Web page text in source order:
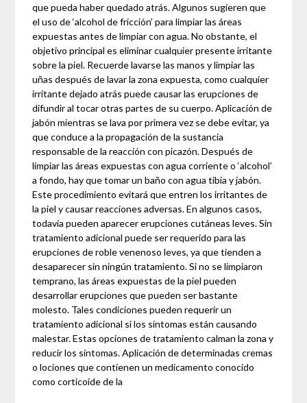
que pueda haber quedado atrás. Algunos sugieren que
el uso de ‘alcohol de fricción’ para limpiar las áreas
expuestas antes de limpiar con agua. No obstante, el
objetivo principal es eliminar cualquier presente irritante
sobre la piel. Recuerde lavarse las manos y limpiar las
uñas después de lavar la zona expuesta, como cualquier
irritante dejado atrás puede causar las erupciones de
difundir al tocar otras partes de su cuerpo. Aplicación de
jabón mientras se lava por primera vez se debe evitar, ya
que conduce a la propagación de la sustancia
responsable de la reacción con picazón. Después de
limpiar las áreas expuestas con agua corriente o ‘alcohol’
a fondo, hay que tomar un baño con agua tibia y jabón.
Este procedimiento evitará que entren los irritantes de
la piel y causar reacciones adversas. En algunos casos,
todavía pueden aparecer erupciones cutáneas leves. Sin
tratamiento adicional puede ser requerido para las
erupciones de roble venenoso leves, ya que tienden a
desaparecer sin ningún tratamiento. Si no se limpiaron
temprano, las áreas expuestas de la piel pueden
desarrollar erupciones que pueden ser bastante
molesto. Tales condiciones pueden requerir un
tratamiento adicional si los síntomas están causando
malestar. Estas opciones de tratamiento calman la zona y
reducir los síntomas. Aplicación de determinadas cremas
o lociones que contienen un medicamento conocido
como corticoide de la